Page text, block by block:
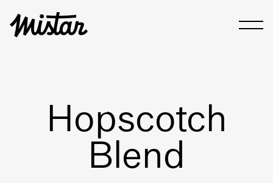
Hopscotch
Blend